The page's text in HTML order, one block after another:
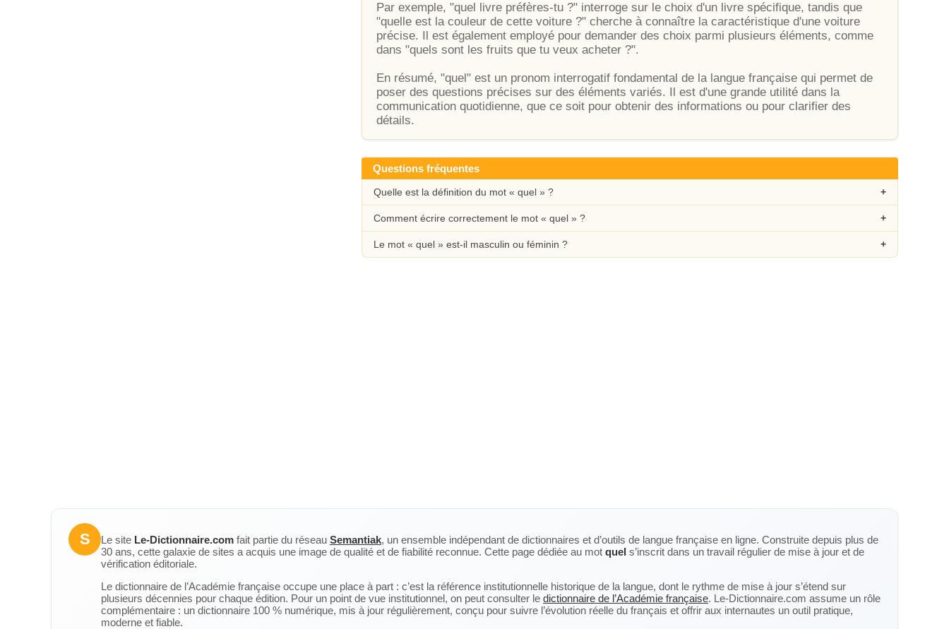
Par exemple, "quel livre préfères-tu ?" interroge sur le choix d'un livre spécifique, tandis que
"quelle est la couleur de cette voiture ?" cherche à connaître la caractéristique d'une voiture
précise. Il est également employé pour demander des choix parmi plusieurs éléments, comme
dans "quels sont les fruits que tu veux acheter ?".
En résumé, "quel" est un pronom interrogatif fondamental de la langue française qui permet de
poser des questions précises sur des éléments variés. Il est d'une grande utilité dans la
communication quotidienne, que ce soit pour obtenir des informations ou pour clarifier des
détails.
Questions fréquentes
Quelle est la définition du mot « quel » ?
Comment écrire correctement le mot « quel » ?
Le mot « quel » est-il masculin ou féminin ?
S Le site Le-Dictionnaire.com fait partie du réseau Semantiak, un ensemble indépendant de dictionnaires et d’outils de langue française en ligne. Construite depuis plus de
30 ans, cette galaxie de sites a acquis une image de qualité et de fiabilité reconnue. Cette page dédiée au mot quel s’inscrit dans un travail régulier de mise à jour et de
vérification éditoriale.
Le dictionnaire de l’Académie française occupe une place à part : c’est la référence institutionnelle historique de la langue, dont le rythme de mise à jour s’étend sur
plusieurs décennies pour chaque édition. Pour un point de vue institutionnel, on peut consulter le dictionnaire de l’Académie française. Le-Dictionnaire.com assume un rôle
complémentaire : un dictionnaire 100 % numérique, mis à jour régulièrement, conçu pour suivre l’évolution réelle du français et offrir aux internautes un outil pratique,
moderne et fiable.